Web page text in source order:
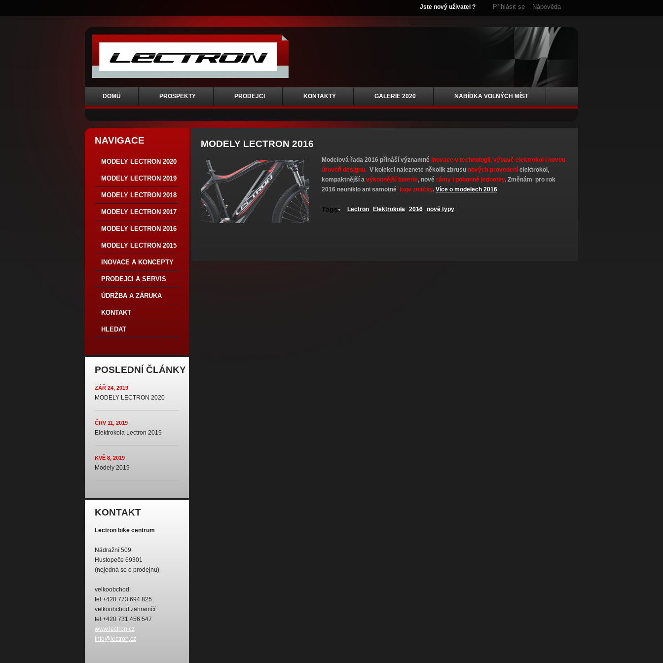
Jste nový uživatel ? Přihlásit se Nápověda
DOMŮ PROSPEKTY PRODEJCI KONTAKTY GALERIE 2020 NABÍDKA VOLNÝCH MÍST
NAVIGACE
MODELY LECTRON 2020
MODELY LECTRON 2019
MODELY LECTRON 2018
MODELY LECTRON 2017
MODELY LECTRON 2016
MODELY LECTRON 2015
INOVACE A KONCEPTY
PRODEJCI A SERVIS
ÚDRŽBA A ZÁRUKA
KONTAKT
HLEDAT
POSLEDNÍ ČLÁNKY
ZÁŘ 24, 2019
MODELY LECTRON 2020
ČRV 11, 2019
Elektrokola Lectron 2019
KVĚ 8, 2019
Modely 2019
KONTAKT
Lectron bike centrum
Nádražní 509
Hustopeče 69301
(nejedná se o prodejnu)
velkoobchod:
tel.+420 773 694 825
velkoobchod zahraničí:
tel.+420 731 456 547
www.lectron.cz
info@lectron.cz
MODELY LECTRON 2016
Modelová řada 2016 přináší významné inovace v technologii, výbavě elektrokol i novou
úroveň designu. V kolekci naleznete několik zbrusu nových provedení elektrokol,
kompaktnější a výkonnější baterie, nové rámy i pohonné jednotky. Změnám pro rok
2016 neuniklo ani samotné logo značky. Více o modelech 2016
Tags: Lectron Elektrokola 2016 nové typy